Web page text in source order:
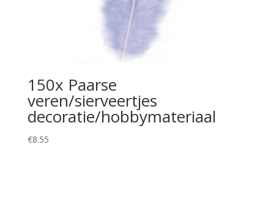
150x Paarse
veren/sierveertjes
decoratie/hobbymateriaal
€8.55